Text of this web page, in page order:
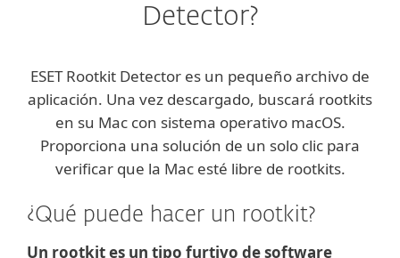
Detector?
ESET Rootkit Detector es un pequeño archivo de
aplicación. Una vez descargado, buscará rootkits
en su Mac con sistema operativo macOS.
Proporciona una solución de un solo clic para
verificar que la Mac esté libre de rootkits.
¿Qué puede hacer un rootkit?
Un rootkit es un tipo furtivo de software